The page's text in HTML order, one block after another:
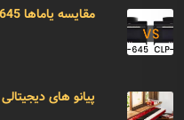
مقایسه یاماها CLP-645 و یاماها CLP-745
پیانو های